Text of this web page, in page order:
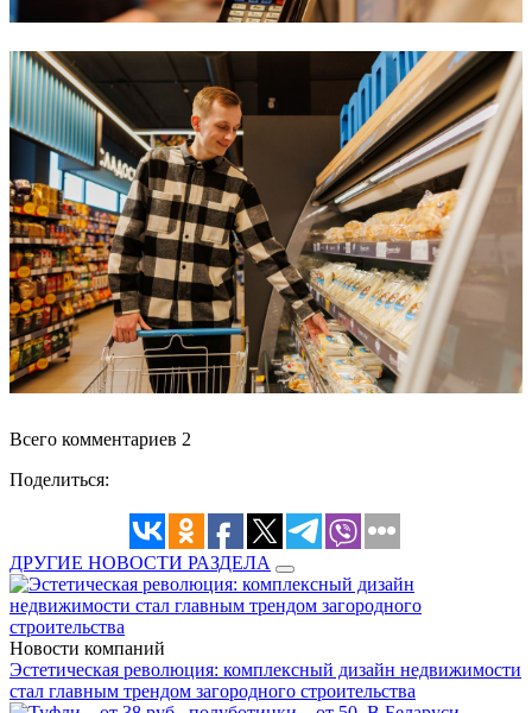
Всего комментариев 2
Поделиться:
ДРУГИЕ НОВОСТИ РАЗДЕЛА
Новости компаний
Эстетическая революция: комплексный дизайн недвижимости
стал главным трендом загородного строительства